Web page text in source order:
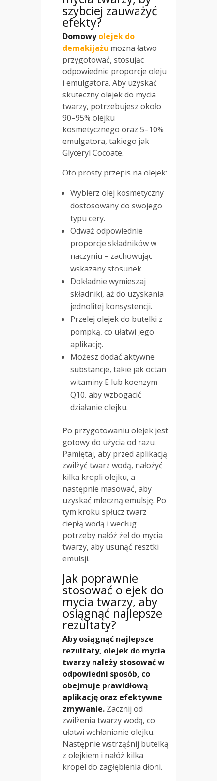
szybciej zauważyć
efekty?
Domowyolejek do
demakijażu można łatwo
przygotować, stosując
odpowiednie proporcje oleju
i emulgatora. Aby uzyskać
skuteczny olejek do mycia
twarzy, potrzebujesz około
90–95% olejku
kosmetycznego oraz 5–10%
emulgatora, takiego jak
Glyceryl Cocoate.
Oto prosty przepis na olejek:
Wybierz olej kosmetyczny
dostosowany do swojego
typu cery.
Odważ odpowiednie
proporcje składników w
naczyniu – zachowując
wskazany stosunek.
Dokładnie wymieszaj
składniki, aż do uzyskania
jednolitej konsystencji.
Przelej olejek do butelki z
pompką, co ułatwi jego
aplikację.
Możesz dodać aktywne
substancje, takie jak octan
witaminy E lub koenzym
Q10, aby wzbogacić
działanie olejku.
Po przygotowaniu olejek jest
gotowy do użycia od razu.
Pamiętaj, aby przed aplikacją
zwilżyć twarz wodą, nałożyć
kilka kropli olejku, a
następnie masować, aby
uzyskać mleczną emulsję. Po
tym kroku spłucz twarz
ciepłą wodą i według
potrzeby nałóż żel do mycia
twarzy, aby usunąć resztki
emulsji.
Jak poprawnie
stosować olejek do
mycia twarzy, aby
osiągnąć najlepsze
rezultaty?
Aby osiągnąć najlepsze
rezultaty, olejek do mycia
twarzy należy stosować w
odpowiedni sposób, co
obejmuje prawidłową
aplikację oraz efektywne
zmywanie. Zacznij od
zwilżenia twarzy wodą, co
ułatwi wchłanianie olejku.
Następnie wstrząśnij butelką
z olejkiem i nałóż kilka
kropel do zagłębienia dłoni.